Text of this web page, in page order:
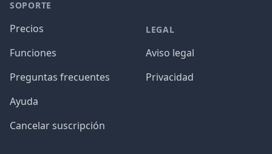
SOPORTE
Precios
Funciones
Preguntas frecuentes
Ayuda
Cancelar suscripción
LEGAL
Aviso legal
Privacidad